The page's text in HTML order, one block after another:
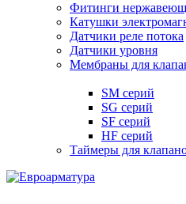
Фитинги
Катушки
Датчики реле потока
Датчики уровня
Мембраны для
SM серий
SG серий
SF серий
HF серий
Таймеры для